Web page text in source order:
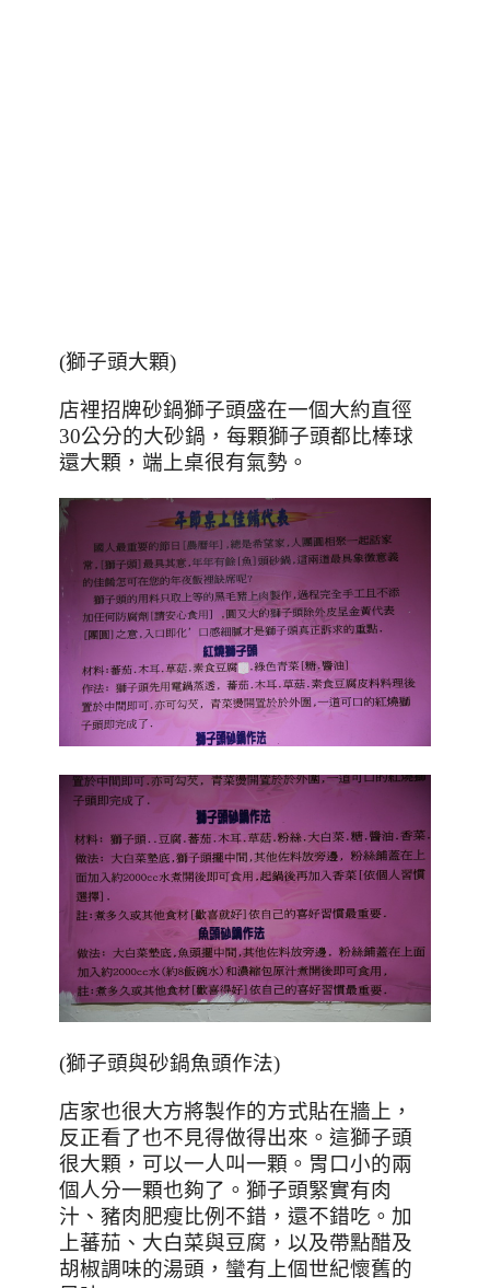
(獅子頭大顆)
店裡招牌砂鍋獅子頭盛在一個大約直徑
30公分的大砂鍋，每顆獅子頭都比棒球
還大顆，端上桌很有氣勢。
(獅子頭與砂鍋魚頭作法)
店家也很大方將製作的方式貼在牆上，
反正看了也不見得做得出來。這獅子頭
很大顆，可以一人叫一顆。胃口小的兩
個人分一顆也夠了。獅子頭緊實有肉
汁、豬肉肥瘦比例不錯，還不錯吃。加
上蕃茄、大白菜與豆腐，以及帶點醋及
胡椒調味的湯頭，蠻有上個世紀懷舊的